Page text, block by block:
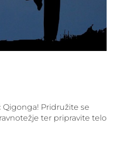
Pridružite se
ter pripravite telo